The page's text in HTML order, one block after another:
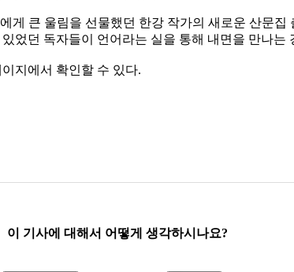
게 큰 울림을 선물했던 한강 작가의 새로운 산문
었던 독자들이 언어라는 실을 통해 내면을 만나는
지에서 확인할 수 있다.
이 기사에 대해서 어떻게 생각하시나요?